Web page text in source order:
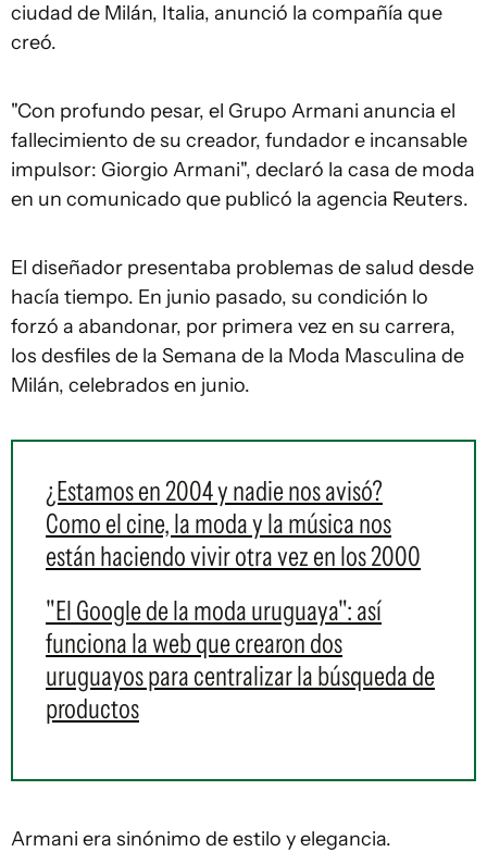
ciudad de Milán, Italia, anunció la compañía que
creó.
"Con profundo pesar, el Grupo Armani anuncia el
fallecimiento de su creador, fundador e incansable
impulsor: Giorgio Armani", declaró la casa de moda
en un comunicado que publicó la agencia Reuters.
El diseñador presentaba problemas de salud desde
hacía tiempo. En junio pasado, su condición lo
forzó a abandonar, por primera vez en su carrera,
los desfiles de la Semana de la Moda Masculina de
Milán, celebrados en junio.
¿Estamos en 2004 y nadie nos avisó?
Como el cine, la moda y la música nos
están haciendo vivir otra vez en los 2000
"El Google de la moda uruguaya": así
funciona la web que crearon dos
uruguayos para centralizar la búsqueda de
productos
Armani era sinónimo de estilo y elegancia.